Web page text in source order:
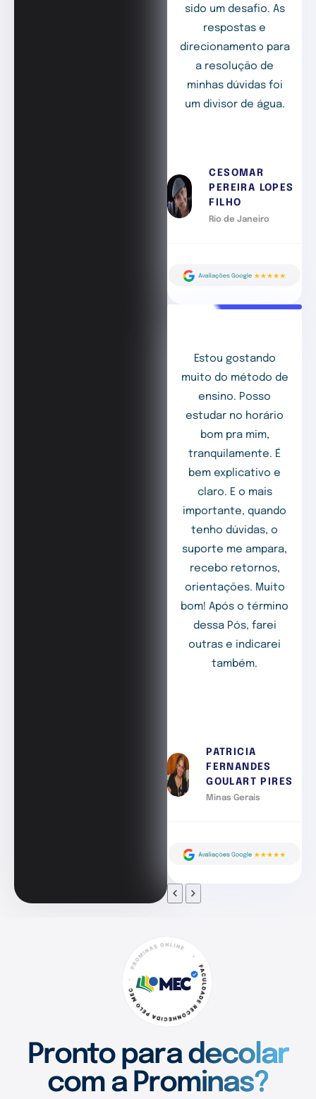
sido um desafio. As
respostas e
direcionamento para
a resolução de
minhas dúvidas foi
um divisor de água.
CESOMAR
PEREIRA LOPES
FILHO
Rio de Janeiro
Estou gostando
muito do método de
ensino. Posso
estudar no horário
bom pra mim,
tranquilamente. É
bem explicativo e
claro. E o mais
importante, quando
tenho dúvidas, o
suporte me ampara,
recebo retornos,
orientações. Muito
bom! Após o término
dessa Pós, farei
outras e indicarei
também.
PATRICIA
FERNANDES
GOULART PIRES
Minas Gerais
Pronto para decolar
com a Prominas?